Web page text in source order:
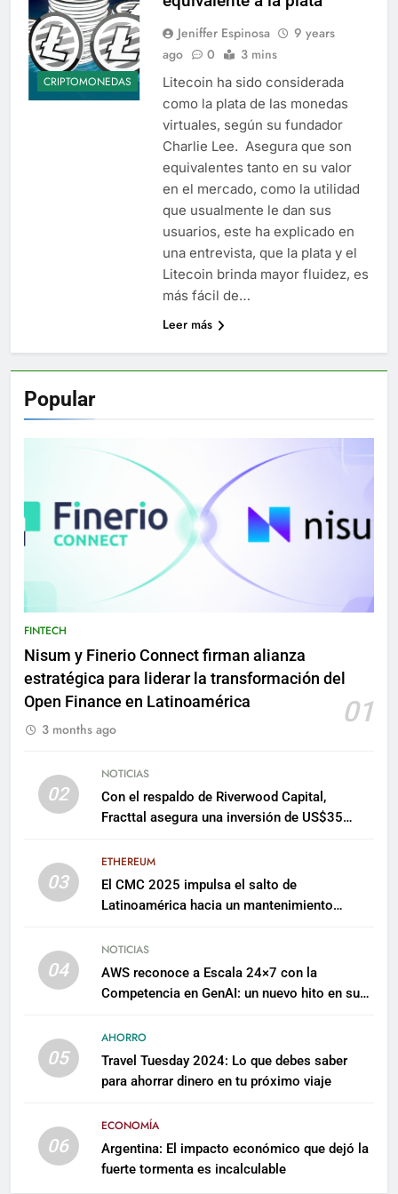
CRIPTOMONEDAS
Jeniffer Espinosa
9 years
ago
0 3 mins
Litecoin ha sido considerada
como la plata de las monedas
virtuales, según su fundador
Charlie Lee. Asegura que son
equivalentes tanto en su valor
en el mercado, como la utilidad
que usualmente le dan sus
usuarios, este ha explicado en
una entrevista, que la plata y el
Litecoin brinda mayor fluidez, es
más fácil de…
Leer más
Popular
FINTECH
Nisum y Finerio Connect firman alianza
estratégica para liderar la transformación del
Open Finance en Latinoamérica
01
3 months ago
02
NOTICIAS
Con el respaldo de Riverwood Capital,
Fracttal asegura una inversión de US$35
03
ETHEREUM
El CMC 2025 impulsa el salto de
Latinoamérica hacia un mantenimiento
04
NOTICIAS
AWS reconoce a Escala 24×7 con la
Competencia en GenAI: un nuevo hito en su
05
AHORRO
Travel Tuesday 2024: Lo que debes saber
para ahorrar dinero en tu próximo viaje
06
ECONOMÍA
Argentina: El impacto económico que dejó la
fuerte tormenta es incalculable